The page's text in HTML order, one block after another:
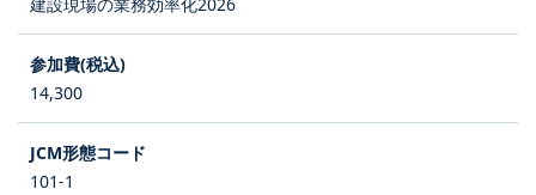
14,300
101-1